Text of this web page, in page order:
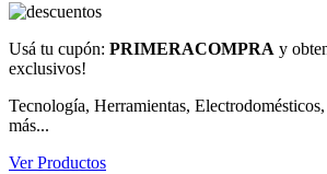
Usá tu cupón: PRIMERACOMPRA y
exclusivos!
Tecnología, Herramientas,
más...
Ver Productos